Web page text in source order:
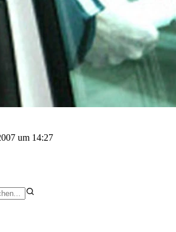
um 14:27